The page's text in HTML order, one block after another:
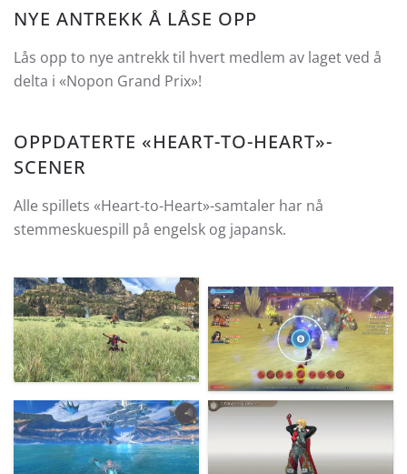
NYE ANTREKK Å LÅSE OPP
Lås opp to nye antrekk til hvert medlem av laget ved å
delta i «Nopon Grand Prix»!
OPPDATERTE «HEART-TO-HEART»-
SCENER
Alle spillets «Heart-to-Heart»-samtaler har nå
stemmeskuespill på engelsk og japansk.